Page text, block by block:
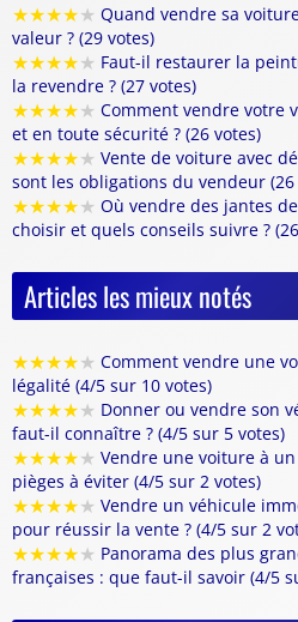
★★★★★ Quand vendre sa
valeur ? (29 votes)
★★★★★ Faut-il restaurer la
la revendre ? (27 votes)
★★★★★ Comment vendre votre
et en toute sécurité ? (26 votes)
★★★★★ Vente de voiture avec
sont les obligations du vendeur (26
★★★★★ Où vendre des jantes
choisir et quels conseils suivre ?
Articles les mieux notés
★★★★★ Comment vendre une
légalité (4/5 sur 10 votes)
★★★★★ Donner ou vendre son
faut-il connaître ? (4/5 sur 5 votes)
★★★★★ Vendre une voiture à
pièges à éviter (4/5 sur 2 votes)
★★★★★ Vendre un véhicule
pour réussir la vente ? (4/5 sur 2
★★★★★ Panorama des plus
françaises : que faut-il savoir (4/5